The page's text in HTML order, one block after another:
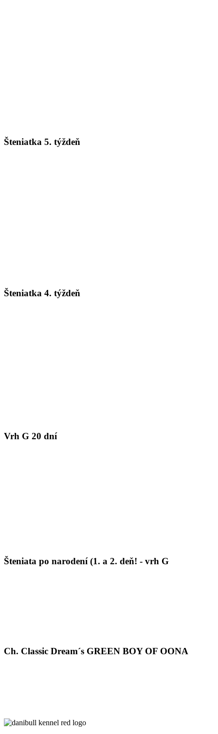
Šteniatka 5. týždeň
Šteniatka 4. týždeň
Vrh G 20 dní
Šteniata po narodení (1. a 2. deň! - vrh G
Ch. Classic Dream´s GREEN BOY OF OONA